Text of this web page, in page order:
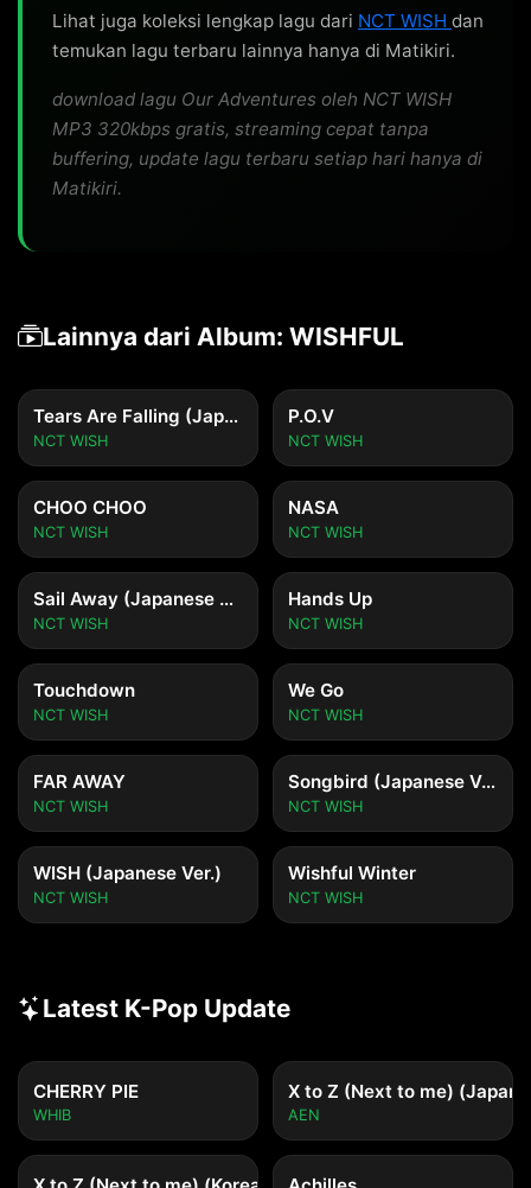
Lihat juga koleksi lengkap lagu dari NCT WISH dan
temukan lagu terbaru lainnya hanya di Matikiri.
download lagu Our Adventures oleh NCT WISH
MP3 320kbps gratis, streaming cepat tanpa
buffering, update lagu terbaru setiap hari hanya di
Matikiri.
Lainnya dari Album: WISHFUL
Tears Are Falling (Japanese Ver.)
NCT WISH
P.O.V
NCT WISH
CHOO CHOO
NCT WISH
NASA
NCT WISH
Sail Away (Japanese Ver.)
NCT WISH
Hands Up
NCT WISH
Touchdown
NCT WISH
We Go
NCT WISH
FAR AWAY
NCT WISH
Songbird (Japanese Ver.)
NCT WISH
WISH (Japanese Ver.)
NCT WISH
Wishful Winter
NCT WISH
Latest K-Pop Update
CHERRY PIE
WHIB
X to Z (Next to me)
AEN